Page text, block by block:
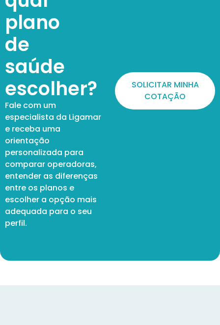
plano
de
saúde
escolher?
Fale com um
especialista da Ligamar
e receba uma
orientação
personalizada para
comparar operadoras,
entender as diferenças
entre os planos e
escolher a opção mais
adequada para o seu
perfil.
SOLICITAR MINHA
COTAÇÃO